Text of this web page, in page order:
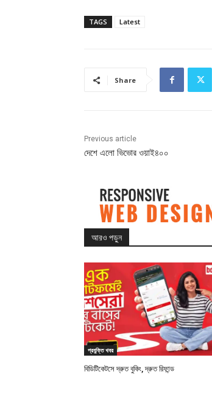
TAGS Latest
Share
Previous article
দেশে এলো ভিভোর ওয়াই৪০০
আরও পড়ুন
প্রযুক্তি খবর
বিডিটিকেটসে দ্রুত বুকিং, দ্রুত রিফান্ড